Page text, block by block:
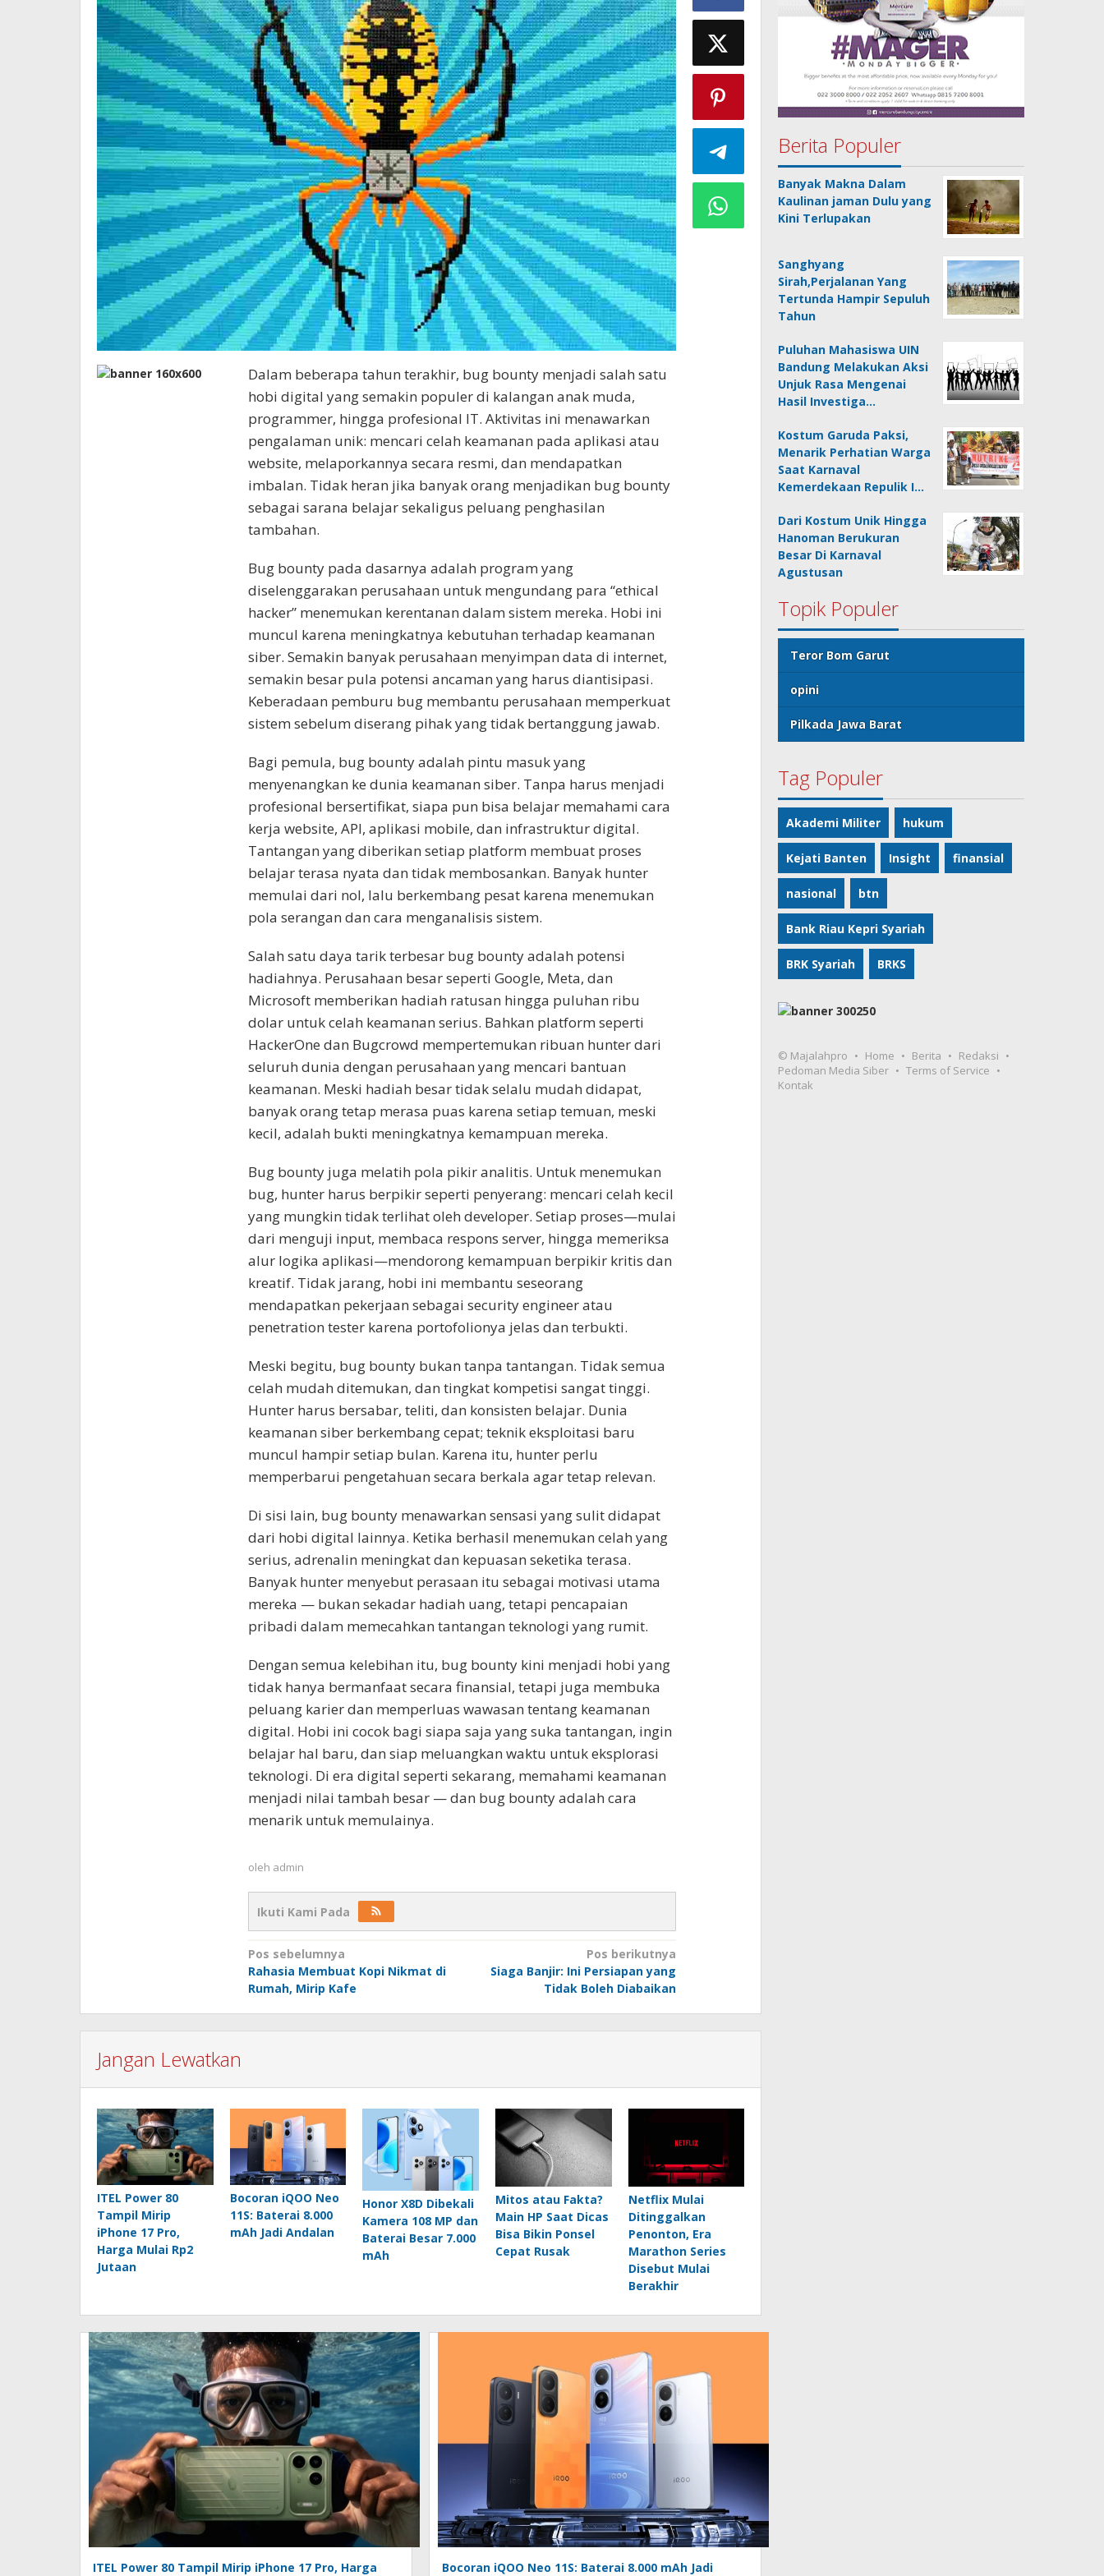
Dalam beberapa tahun terakhir, bug bounty menjadi salah satu
hobi digital yang semakin populer di kalangan anak muda,
programmer, hingga profesional IT. Aktivitas ini menawarkan
pengalaman unik: mencari celah keamanan pada aplikasi atau
website, melaporkannya secara resmi, dan mendapatkan
imbalan. Tidak heran jika banyak orang menjadikan bug bounty
sebagai sarana belajar sekaligus peluang penghasilan
tambahan.
Bug bounty pada dasarnya adalah program yang
diselenggarakan perusahaan untuk mengundang para “ethical
hacker” menemukan kerentanan dalam sistem mereka. Hobi ini
muncul karena meningkatnya kebutuhan terhadap keamanan
siber. Semakin banyak perusahaan menyimpan data di internet,
semakin besar pula potensi ancaman yang harus diantisipasi.
Keberadaan pemburu bug membantu perusahaan memperkuat
sistem sebelum diserang pihak yang tidak bertanggung jawab.
Bagi pemula, bug bounty adalah pintu masuk yang
menyenangkan ke dunia keamanan siber. Tanpa harus menjadi
profesional bersertifikat, siapa pun bisa belajar memahami cara
kerja website, API, aplikasi mobile, dan infrastruktur digital.
Tantangan yang diberikan setiap platform membuat proses
belajar terasa nyata dan tidak membosankan. Banyak hunter
memulai dari nol, lalu berkembang pesat karena menemukan
pola serangan dan cara menganalisis sistem.
Salah satu daya tarik terbesar bug bounty adalah potensi
hadiahnya. Perusahaan besar seperti Google, Meta, dan
Microsoft memberikan hadiah ratusan hingga puluhan ribu
dolar untuk celah keamanan serius. Bahkan platform seperti
HackerOne dan Bugcrowd mempertemukan ribuan hunter dari
seluruh dunia dengan perusahaan yang mencari bantuan
keamanan. Meski hadiah besar tidak selalu mudah didapat,
banyak orang tetap merasa puas karena setiap temuan, meski
kecil, adalah bukti meningkatnya kemampuan mereka.
Bug bounty juga melatih pola pikir analitis. Untuk menemukan
bug, hunter harus berpikir seperti penyerang: mencari celah kecil
yang mungkin tidak terlihat oleh developer. Setiap proses—mulai
dari menguji input, membaca respons server, hingga memeriksa
alur logika aplikasi—mendorong kemampuan berpikir kritis dan
kreatif. Tidak jarang, hobi ini membantu seseorang
mendapatkan pekerjaan sebagai security engineer atau
penetration tester karena portofolionya jelas dan terbukti.
Meski begitu, bug bounty bukan tanpa tantangan. Tidak semua
celah mudah ditemukan, dan tingkat kompetisi sangat tinggi.
Hunter harus bersabar, teliti, dan konsisten belajar. Dunia
keamanan siber berkembang cepat; teknik eksploitasi baru
muncul hampir setiap bulan. Karena itu, hunter perlu
memperbarui pengetahuan secara berkala agar tetap relevan.
Di sisi lain, bug bounty menawarkan sensasi yang sulit didapat
dari hobi digital lainnya. Ketika berhasil menemukan celah yang
serius, adrenalin meningkat dan kepuasan seketika terasa.
Banyak hunter menyebut perasaan itu sebagai motivasi utama
mereka — bukan sekadar hadiah uang, tetapi pencapaian
pribadi dalam memecahkan tantangan teknologi yang rumit.
Dengan semua kelebihan itu, bug bounty kini menjadi hobi yang
tidak hanya bermanfaat secara finansial, tetapi juga membuka
peluang karier dan memperluas wawasan tentang keamanan
digital. Hobi ini cocok bagi siapa saja yang suka tantangan, ingin
belajar hal baru, dan siap meluangkan waktu untuk eksplorasi
teknologi. Di era digital seperti sekarang, memahami keamanan
menjadi nilai tambah besar — dan bug bounty adalah cara
menarik untuk memulainya.
oleh admin
Ikuti Kami Pada
Navigasi
pos
Pos sebelumnya
Rahasia Membuat Kopi Nikmat di
Rumah, Mirip Kafe
Pos berikutnya
Siaga Banjir: Ini Persiapan yang
Tidak Boleh Diabaikan
Jangan Lewatkan
ITEL Power 80
Tampil Mirip
iPhone 17 Pro,
Harga Mulai Rp2
Jutaan
Bocoran iQOO Neo
11S: Baterai 8.000
mAh Jadi Andalan
Honor X8D Dibekali
Kamera 108 MP dan
Baterai Besar 7.000
mAh
Mitos atau Fakta?
Main HP Saat Dicas
Bisa Bikin Ponsel
Cepat Rusak
Netflix Mulai
Ditinggalkan
Penonton, Era
Marathon Series
Disebut Mulai
Berakhir
ITEL Power 80 Tampil Mirip iPhone 17 Pro, Harga Bocoran iQOO Neo 11S: Baterai 8.000 mAh Jadi
Berita Populer
Banyak Makna Dalam
Kaulinan jaman Dulu yang
Kini Terlupakan
Sanghyang
Sirah,Perjalanan Yang
Tertunda Hampir Sepuluh
Tahun
Puluhan Mahasiswa UIN
Bandung Melakukan Aksi
Unjuk Rasa Mengenai
Hasil Investiga…
Kostum Garuda Paksi,
Menarik Perhatian Warga
Saat Karnaval
Kemerdekaan Repulik I…
Dari Kostum Unik Hingga
Hanoman Berukuran
Besar Di Karnaval
Agustusan
Topik Populer
Teror Bom Garut
opini
Pilkada Jawa Barat
Tag Populer
Akademi Militer hukum
Kejati Banten Insight finansial
nasional btn
Bank Riau Kepri Syariah
BRK Syariah BRKS
© Majalahpro Home Berita
Redaksi
Pedoman Media Siber
Terms of Service
Kontak